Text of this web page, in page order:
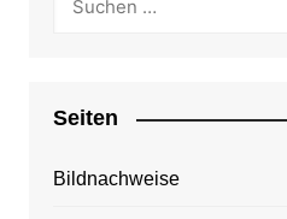
Seiten
Bildnachweise